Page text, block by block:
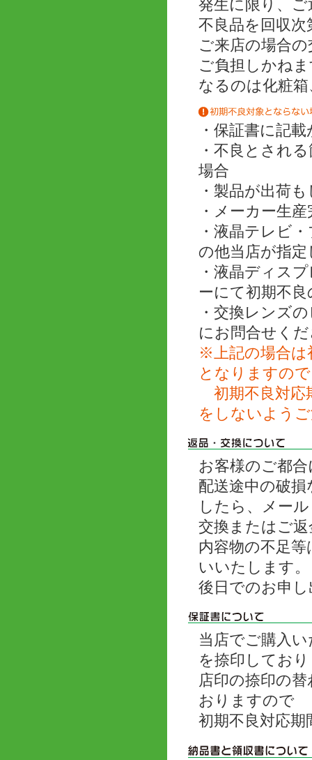
発生に限り、
不良品を回収
ご来店の場合
ご負担しかね
なるのは化粧
・保証書に記
・不良とされ
場合
・製品が出荷
・メーカー生
・液晶テレビ
の他当店が指
・液晶ディス
ーにて初期不
・交換レンズ
にお問合せく
※上記の場合は
となりますの
初期不良対応
をしないよう
お客様のご都
配送途中の破
したら、メー
交換またはご
内容物の不足
いいたします。
後日でのお申
当店でご購入
を捺印してお
店印の捺印の
おりますので
初期不良対応